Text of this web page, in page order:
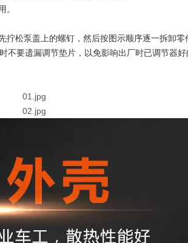
。
松泵盖上的螺钉，然后按图示顺序逐一拆卸零
要遗漏调节垫片，以免影响出厂时已调节器好